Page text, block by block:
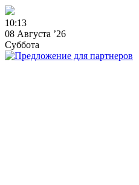
10:13
08 Августа ’26
Суббота